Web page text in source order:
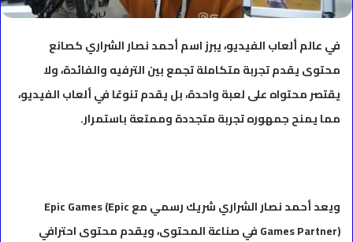
في عالم ألعاب الفيديو، يبرز اسم أحمد نصار الشراري كصانع
محتوى يقدم تجربة متكاملة تجمع بين الترفيه والفائدة، ولا
يقتصر محتواه على لعبة واحدة، بل يقدم تنوعًا في ألعاب الفيديو،
مما يمنح جمهوره تجربة متجددة وممتعة باستمرار.
ويعد أحمد نصار الشراري شريك رسمي مع Epic Games (Epic
Games Partner) في صناعة المحتوى، ويقدم محتوى احترافي